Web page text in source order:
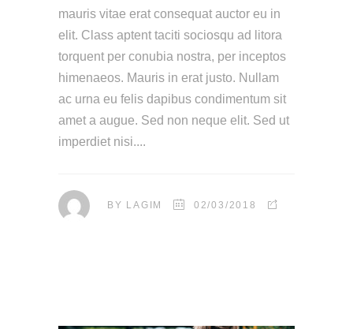
mauris vitae erat consequat auctor eu in
elit. Class aptent taciti sociosqu ad litora
torquent per conubia nostra, per inceptos
himenaeos. Mauris in erat justo. Nullam
ac urna eu felis dapibus condimentum sit
amet a augue. Sed non neque elit. Sed ut
imperdiet nisi.
BY LAGIM 02/03/2018